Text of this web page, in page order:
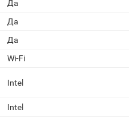
Да
Да
Да
Wi-Fi
Intel
Intel